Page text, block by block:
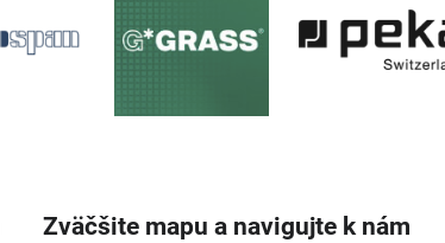
Zväčšite mapu a navigujte k nám